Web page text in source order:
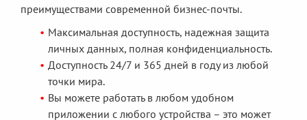
преимуществами современной бизнес-почты.
Максимальная доступность, надежная защита
личных данных, полная конфиденциальность.
Доступность 24/7 и 365 дней в году из любой
точки мира.
Вы можете работать в любом удобном
приложении с любого устройства – это может